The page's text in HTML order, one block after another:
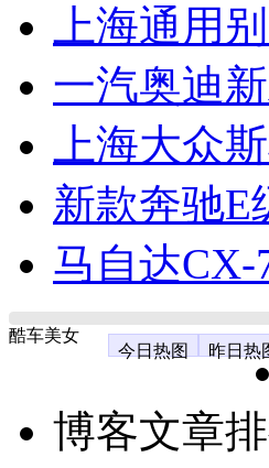
上海通用
一汽奥迪
上海大众
新款奔驰E
马自达CX-
酷车美女
今日热图
昨日热
博客文章